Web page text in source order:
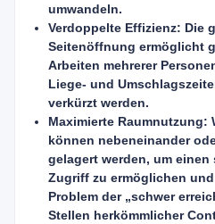
umwandeln.
Verdoppelte Effizienz: Die
Seitenöffnung ermöglicht
Arbeiten mehrerer
Liege- und
verkürzt werden.
Maximierte Raumnutzung:
können nebeneinander
gelagert werden, um einen
Zugriff zu ermöglichen
Problem der „schwer
Stellen herkömmlicher